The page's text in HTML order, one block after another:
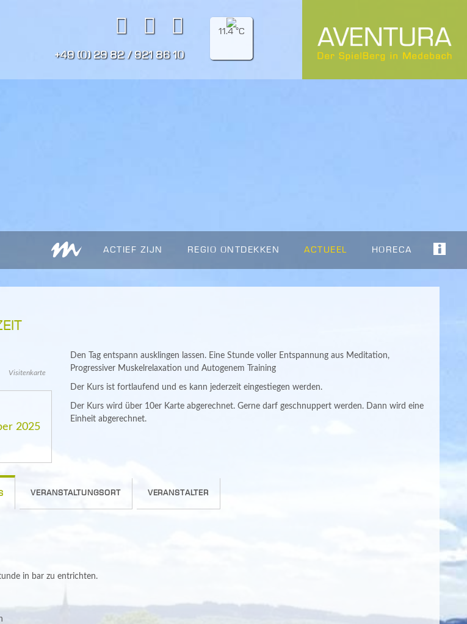
+49 (0) 29 82 / 921 86 10
11.4 °C
ACTIEF ZIJN REGIO ONTDEKKEN ACTUEEL HORECA
Visitenkarte
2025
Den Tag entspann ausklingen lassen. Eine Stunde voller Entspannung aus Meditation,
Progressiver Muskelrelaxation und Autogenem Training
Der Kurs ist fortlaufend und es kann jederzeit eingestiegen werden.
Der Kurs wird über 10er Karte abgerechnet. Gerne darf geschnuppert werden. Dann wird eine
Einheit abgerechnet.
VERANSTALTUNGSORT VERANSTALTER
in bar zu entrichten.